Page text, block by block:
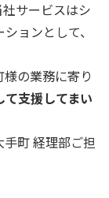
サービスはシ
ョンとして、
の業務に寄り
支援してまい
町 経理部ご担